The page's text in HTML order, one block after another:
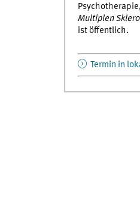
Multiplen
ist öffentlich.
Termin in